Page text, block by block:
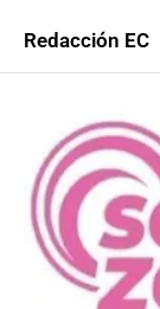
Redacción EC